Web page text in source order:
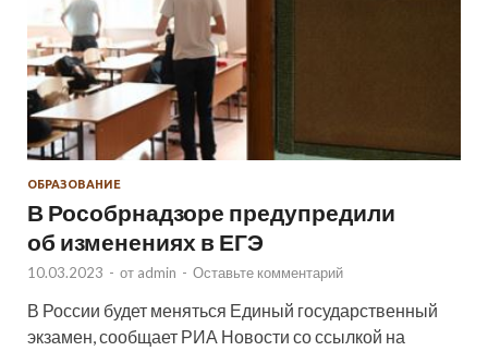
ОБРАЗОВАНИЕ
В Рособрнадзоре предупредили
об изменениях в ЕГЭ
10.03.2023 - от admin - Оставьте комментарий
В России будет меняться Единый государственный
экзамен, сообщает РИА Новости со ссылкой на